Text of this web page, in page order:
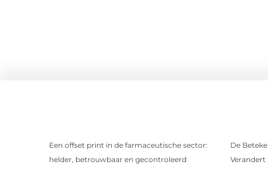
Een offset print in de farmaceutische sector:
helder, betrouwbaar en gecontroleerd
De
Verandert